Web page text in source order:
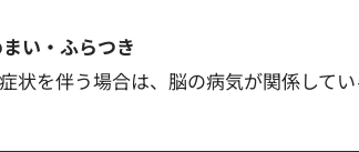
い・ふらつき
状を伴う場合は、脳の病気が関係してい